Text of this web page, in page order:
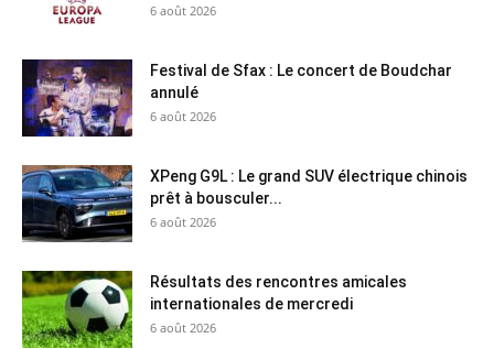
6 août 2026
Festival de Sfax : Le concert de Boudchar
annulé
6 août 2026
XPeng G9L : Le grand SUV électrique chinois
prêt à bousculer...
6 août 2026
Résultats des rencontres amicales
internationales de mercredi
6 août 2026